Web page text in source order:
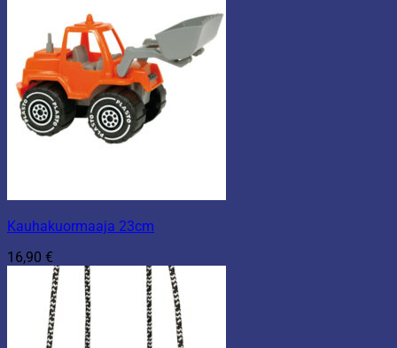
Kauhakuormaaja 23cm
16,90 €